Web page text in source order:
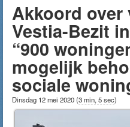
Akkoord over
Vestia-Bezit
“900
mogelijk
sociale
Dinsdag 12 mei 2020(3 min, 5 sec)